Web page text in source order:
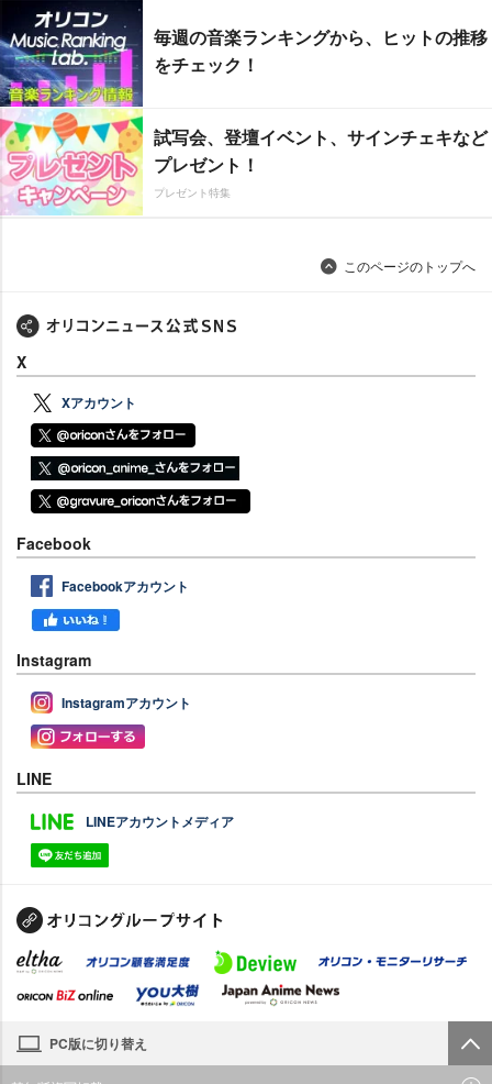
毎週の音楽ランキングから、ヒットの推移
をチェック！
試写会、登壇イベント、サインチェキなど
プレゼント！
プレゼント特集
このページのトップへ
X
Xアカウント
Facebook
Facebookアカウント
Instagram
Instagramアカウント
LINE
LINEアカウントメディア
PC版に切り替え